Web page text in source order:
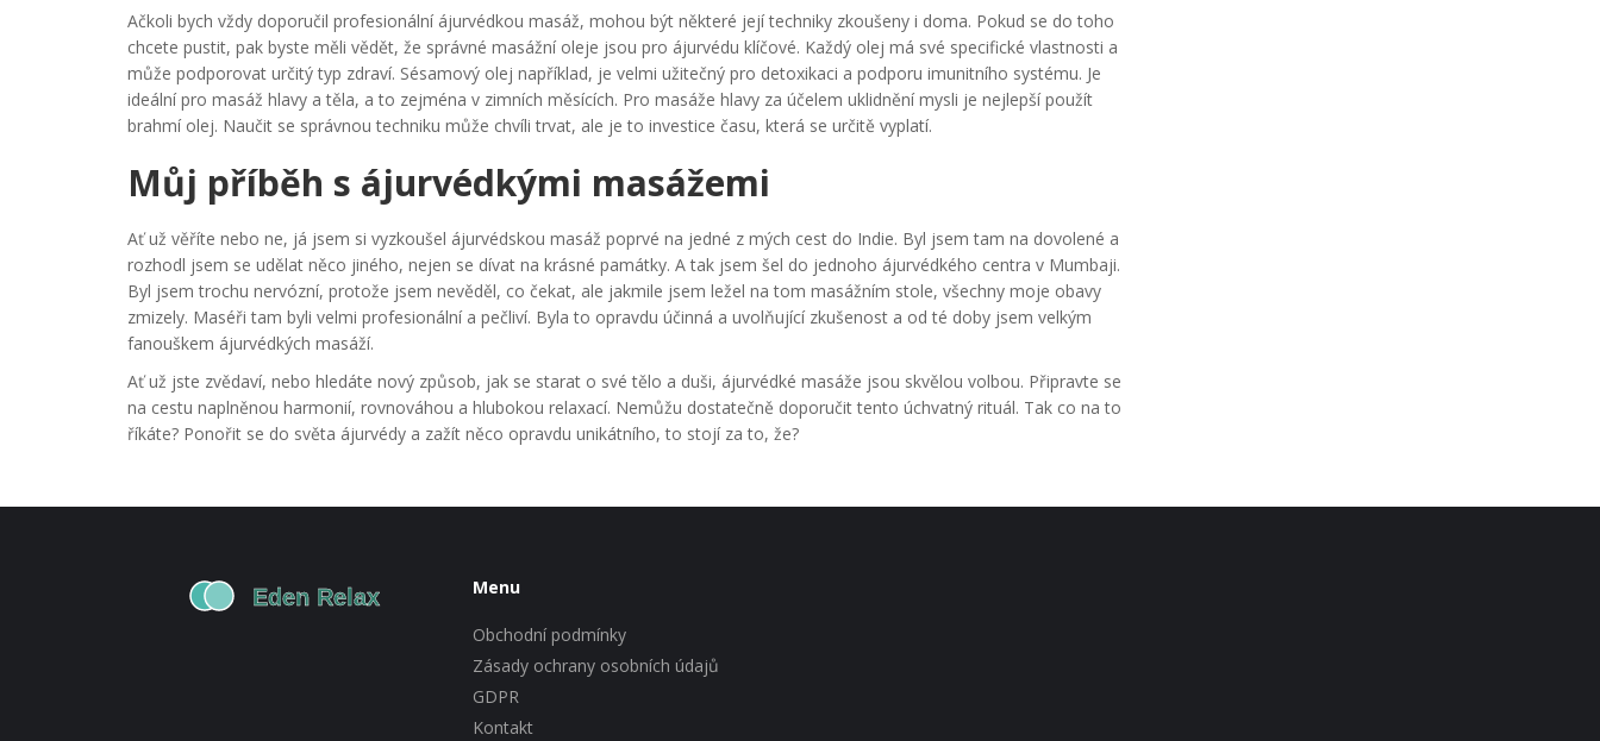
Ačkoli bych vždy doporučil profesionální ájurvédkou masáž, mohou být některé její techniky zkoušeny i doma. Pokud se do toho
chcete pustit, pak byste měli vědět, že správné masážní oleje jsou pro ájurvédu klíčové. Každý olej má své specifické vlastnosti a
může podporovat určitý typ zdraví. Sésamový olej například, je velmi užitečný pro detoxikaci a podporu imunitního systému. Je
ideální pro masáž hlavy a těla, a to zejména v zimních měsících. Pro masáže hlavy za účelem uklidnění mysli je nejlepší použít
brahmí olej. Naučit se správnou techniku může chvíli trvat, ale je to investice času, která se určitě vyplatí.
Můj příběh s ájurvédkými masážemi
Ať už věříte nebo ne, já jsem si vyzkoušel ájurvédskou masáž poprvé na jedné z mých cest do Indie. Byl jsem tam na dovolené a
rozhodl jsem se udělat něco jiného, nejen se dívat na krásné památky. A tak jsem šel do jednoho ájurvédkého centra v Mumbaji.
Byl jsem trochu nervózní, protože jsem nevěděl, co čekat, ale jakmile jsem ležel na tom masážním stole, všechny moje obavy
zmizely. Maséři tam byli velmi profesionální a pečliví. Byla to opravdu účinná a uvolňující zkušenost a od té doby jsem velkým
fanouškem ájurvédkých masáží.
Ať už jste zvědaví, nebo hledáte nový způsob, jak se starat o své tělo a duši, ájurvédké masáže jsou skvělou volbou. Připravte se
na cestu naplněnou harmonií, rovnováhou a hlubokou relaxací. Nemůžu dostatečně doporučit tento úchvatný rituál. Tak co na to
říkáte? Ponořit se do světa ájurvédy a zažít něco opravdu unikátního, to stojí za to, že?
Menu
Obchodní podmínky
Zásady ochrany osobních údajů
GDPR
Kontakt